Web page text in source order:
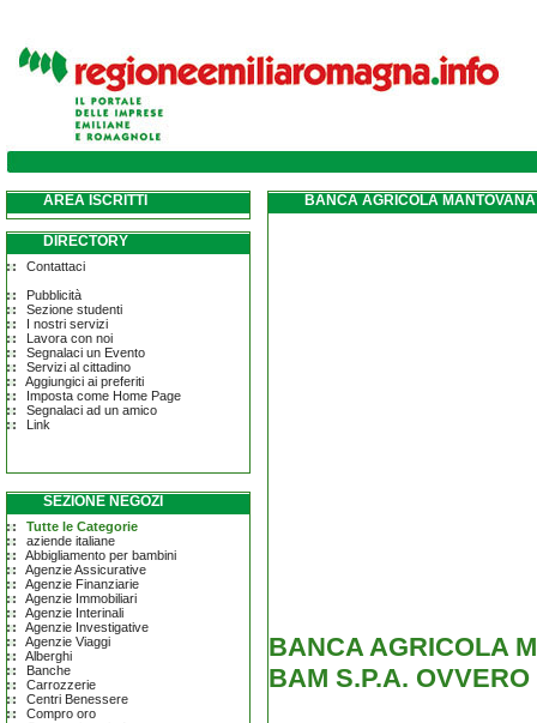
AREA ISCRITTI
DIRECTORY
Contattaci
Pubblicità
Sezione studenti
I nostri servizi
Lavora con noi
Segnalaci un Evento
Servizi al cittadino
Aggiungici ai preferiti
Imposta come Home Page
Segnalaci ad un amico
Link
SEZIONE NEGOZI
Tutte le Categorie
aziende italiane
Abbigliamento per bambini
Agenzie Assicurative
Agenzie Finanziarie
Agenzie Immobiliari
Agenzie Interinali
Agenzie Investigative
Agenzie Viaggi
Alberghi
Banche
Carrozzerie
Centri Benessere
Compro oro
BANCA AGRICOLA
BANCA AGRICOLA
BAM S.P.A.